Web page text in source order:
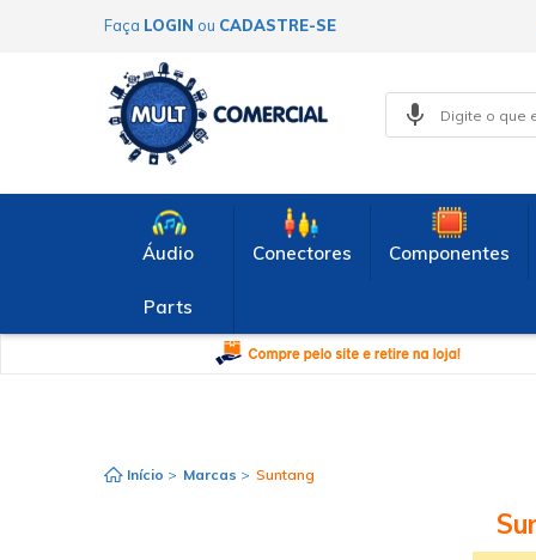
Faça LOGIN ou CADASTRE-SE
Áudio
Parts
Conectores Componentes
Início > Marcas > Suntang